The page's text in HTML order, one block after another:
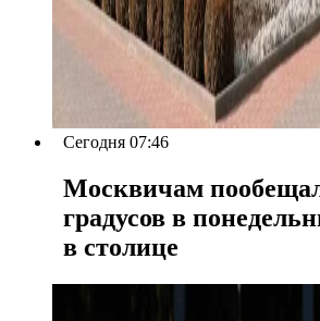
Сегодня 07:46
Москвичам
градусов в
в столице